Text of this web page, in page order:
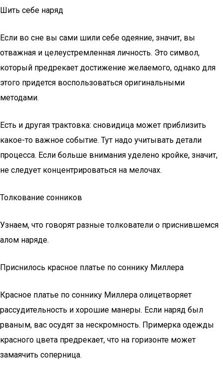
Шить себе наряд
Если во сне вы сами шили себе одеяние, значит, вы
отважная и целеустремленная личность. Это символ,
который предрекает достижение желаемого, однако для
этого придется воспользоваться оригинальными
методами.
Есть и другая трактовка: сновидица может приблизить
какое-то важное событие. Тут надо учитывать детали
процесса. Если больше внимания уделено кройке, значит,
не следует концентрироваться на мелочах.
Толкование сонников
Узнаем, что говорят разные толкователи о приснившемся
алом наряде.
Приснилось красное платье по соннику Миллера
Красное платье по соннику Миллера олицетворяет
рассудительность и хорошие манеры. Если наряд был
рваным, вас осудят за нескромность. Примерка одежды
красного цвета предрекает, что на горизонте может
замаячить соперница.